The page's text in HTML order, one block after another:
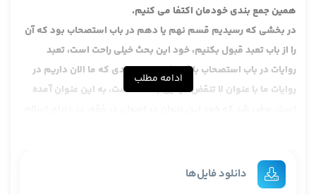
همین جمع بندی خودمان اکتفا می کنیم.
در بخشی که رسیدیم قسم نهم یا دهم در باب استصحاب بود که آن
را از باب تعبد قبول بکنیم، خود این بحث خیلی راحت است، تعبد
روایات در باب استصحاب باشد لکن چون تعبدی که ما الان داریم در
روایات ما با عنوان لا تنقض الیقین بالشک است، به این عنوان آمده
لا تنقض الیقین است، دلیل استصحاب. چون این هم باز احتمالاتی
دارد خود این لا تنقض نه عنوان استصحاب. تا این جا ما عنوان
ادامه مطلب
دانلود فایل‌ها